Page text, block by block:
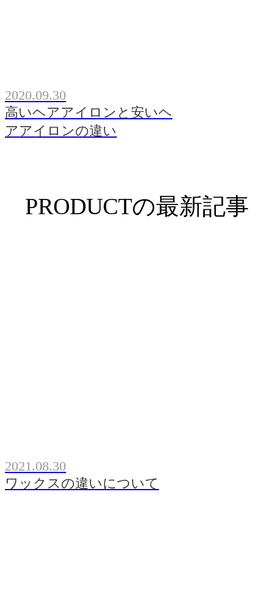
2020.09.30
高いヘアアイロンと安いヘ
アアイロンの違い
PRODUCTの最新記事
2021.08.30
ワックスの違いについて